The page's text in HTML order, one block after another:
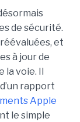
de sécurité.
et
à jour de
voie. Il
rapport
Apple
le simple